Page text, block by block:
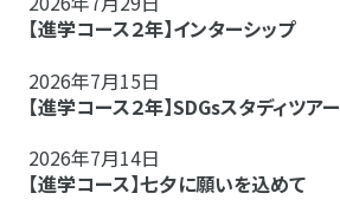
【進学コース２年】インターシップ
2026年7月15日
【進学コース２年】SDGsスタディツアー
2026年7月14日
【進学コース】七夕に願いを込めて